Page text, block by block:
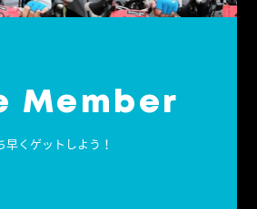
Member
くゲットしよう！